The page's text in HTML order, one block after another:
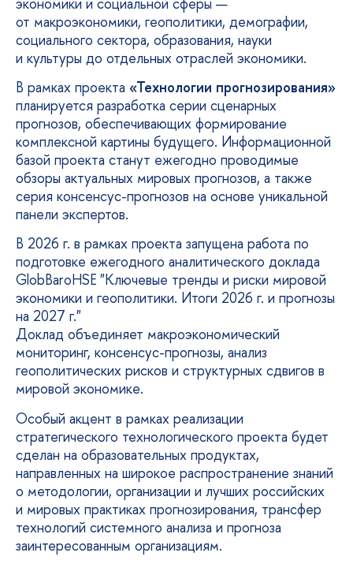
от макроэкономики, геополитики, демографии,
социального сектора, образования, науки
и культуры до отдельных отраслей экономики.
В рамках проекта «Технологии прогнозирования»
планируется разработка серии сценарных
прогнозов, обеспечивающих формирование
комплексной картины будущего. Информационной
базой проекта станут ежегодно проводимые
обзоры актуальных мировых прогнозов, а также
серия консенсус-прогнозов на основе уникальной
панели экспертов.
В 2026 г. в рамках проекта запущена работа по
подготовке ежегодного аналитического доклада
GlobBaroHSE "Ключевые тренды и риски мировой
экономики и геополитики. Итоги 2026 г. и прогнозы
на 2027 г."
Доклад объединяет макроэкономический
мониторинг, консенсус-прогнозы, анализ
геополитических рисков и структурных сдвигов в
мировой экономике.
Особый акцент в рамках реализации
стратегического технологического проекта будет
сделан на образовательных продуктах,
направленных на широкое распространение знаний
о методологии, организации и лучших российских
и мировых практиках прогнозирования, трансфер
технологий системного анализа и прогноза
заинтересованным организациям.